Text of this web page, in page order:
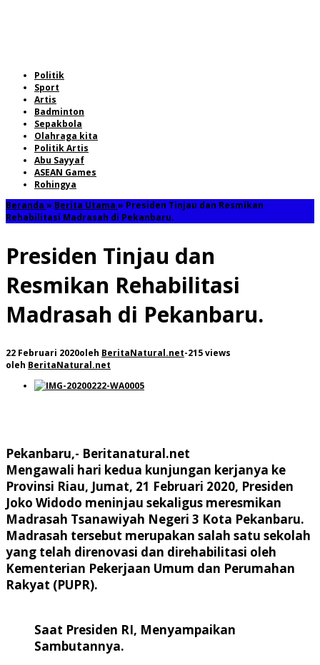
Politik
Sport
Artis
Badminton
Sepakbola
Olahraga kita
Politik Artis
Abu Sayyaf
ASEAN Games
Rohingya
Beranda » Berita Utama » Presiden Tinjau dan Resmikan
Rehabilitasi Madrasah di Pekanbaru.
Presiden Tinjau dan
Resmikan Rehabilitasi
Madrasah di Pekanbaru.
22 Februari 2020oleh BeritaNatural.net-215 views
oleh BeritaNatural.net
Pekanbaru,- Beritanatural.net
Mengawali hari kedua kunjungan kerjanya ke
Provinsi Riau, Jumat, 21 Februari 2020, Presiden
Joko Widodo meninjau sekaligus meresmikan
Madrasah Tsanawiyah Negeri 3 Kota Pekanbaru.
Madrasah tersebut merupakan salah satu sekolah
yang telah direnovasi dan direhabilitasi oleh
Kementerian Pekerjaan Umum dan Perumahan
Rakyat (PUPR).
Saat Presiden RI, Menyampaikan
Sambutannya.